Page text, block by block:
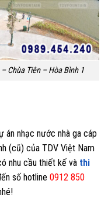
Chùa Tiên – Hòa Bình 1
án nhạc nước nhà ga cáp
(cũ) của TDV Việt Nam
nhu cầu thiết kế và thi
số hotline 0912 850